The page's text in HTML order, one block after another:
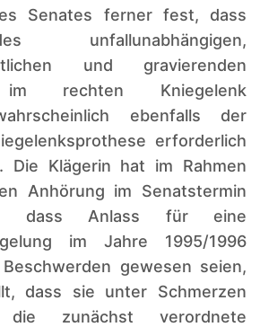
Senates ferner fest, dass
unfallunabhängigen,
und gravierenden
im rechten Kniegelenk
ebenfalls der
erforderlich
Die Klägerin hat im Rahmen
Anhörung im Senatstermin
dass Anlass für eine
im Jahre 1995/1996
gewesen seien,
dass sie unter Schmerzen
zunächst verordnete